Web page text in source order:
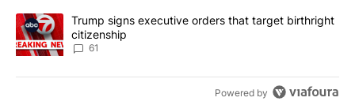
A trending article titled "Trump signs executive orders that
Trump signs executive orders that target birthright
citizenship
61
Powered by